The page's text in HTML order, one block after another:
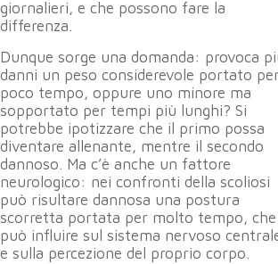
giornalieri, e che possono fare la
differenza.
Dunque sorge una domanda: provoca
danni un peso considerevole portato
poco tempo, oppure uno minore ma
sopportato per tempi più lunghi? Si
potrebbe ipotizzare che il primo possa
diventare allenante, mentre il secondo
dannoso. Ma c’è anche un fattore
neurologico: nei confronti della scoliosi
può risultare dannosa una postura
scorretta portata per molto tempo, che
può influire sul sistema nervoso
e sulla percezione del proprio corpo.